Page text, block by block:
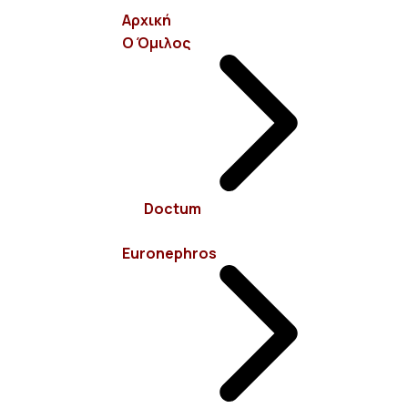
Αρχική
Ο Όμιλος
Doctum
Euronephros
Σεβαστουπόλεως 15, 11526 Αμπελόκηποι - Αθήνα
Προστασία Δεδομένων και